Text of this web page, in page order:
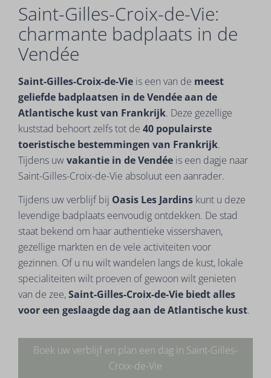
Saint-Gilles-Croix-de-Vie:
charmante badplaats in de
Vendée
Saint-Gilles-Croix-de-Vie is een van de meest
geliefde badplaatsen in de Vendée aan de
Atlantische kust van Frankrijk. Deze gezellige
kuststad behoort zelfs tot de40 populairste
toeristische bestemmingen van Frankrijk.
Tijdens uwvakantie in de Vendée is een dagje naar
Saint-Gilles-Croix-de-Vie absoluut een aanrader.
Tijdens uw verblijf bij Oasis Les Jardins kunt u deze
levendige badplaats eenvoudig ontdekken. De stad
staat bekend om haar authentieke vissershaven,
gezellige markten en de vele activiteiten voor
gezinnen. Of u nu wilt wandelen langs de kust, lokale
specialiteiten wilt proeven of gewoon wilt genieten
van de zee,Saint-Gilles-Croix-de-Vie biedt alles
voor een geslaagde dag aan de Atlantische kust.
Boek uw verblijf en plan een dag in Saint-Gilles-
Croix-de-Vie